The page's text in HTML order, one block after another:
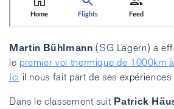
Martin Bühlmann(SG Lägern) a
le premier vol thermique de 1000km
Ici il nous fait part de ses expériences
Dans le classement suit Patrick